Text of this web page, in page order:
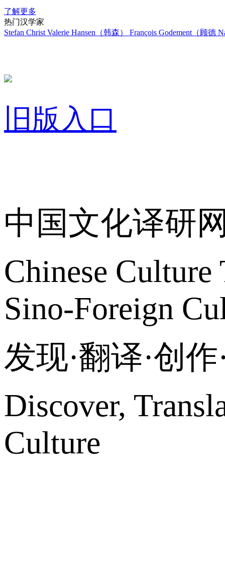
了解更多
热门汉学家
Stefan Christ Valerie Hansen（韩森） François Godement（顾德
旧版入口
中国文化译研
Chinese
Sino-Foreign
发现·翻译·创
Discover,
Culture